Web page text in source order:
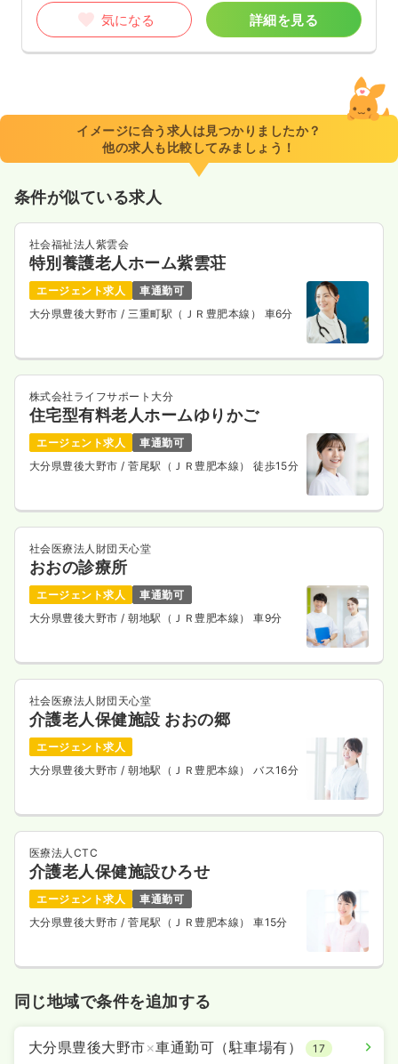
気になる 詳細を見る
イメージに合う求人は見つかりましたか？
他の求人も比較してみましょう！
条件が似ている求人
社会福祉法人紫雲会
特別養護老人ホーム紫雲荘
エージェント求人
車通勤可
大分県豊後大野市 / 三重町駅（ＪＲ豊肥本線） 車6分
株式会社ライフサポート大分
住宅型有料老人ホームゆりかご
エージェント求人
車通勤可
大分県豊後大野市 / 菅尾駅（ＪＲ豊肥本線） 徒歩15分
社会医療法人財団天心堂
おおの診療所
エージェント求人
車通勤可
大分県豊後大野市 / 朝地駅（ＪＲ豊肥本線） 車9分
社会医療法人財団天心堂
介護老人保健施設 おおの郷
エージェント求人
大分県豊後大野市 / 朝地駅（ＪＲ豊肥本線） バス16分
医療法人CTC
介護老人保健施設ひろせ
エージェント求人
車通勤可
大分県豊後大野市 / 菅尾駅（ＪＲ豊肥本線） 車15分
同じ地域で条件を追加する
大分県豊後大野市×車通勤可（駐車場有） 17